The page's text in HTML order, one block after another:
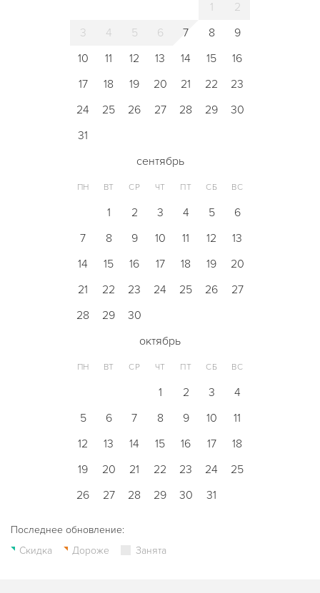
1
2
3
4 5 6 7 8
9
10
11 12 13 14 15
16
17
18 19 20 21 22
23
24
25 26 27 28 29
30
31
сентябрь
ПН ВТ СР ЧТ ПТ СБ ВС
1 2 3 4 5
6
7
8 9 10 11 12
13
14
15 16 17 18 19
20
21
22 23 24 25 26
27
28
29
30
октябрь
ПН ВТ СР ЧТ ПТ СБ ВС
1 2 3
4
5
6 7 8 9 10
11
12
13 14 15 16 17
18
19
20 21 22 23 24
25
26
27 28 29 30 31
Последнее обновление:
Скидка
Дороже Занята